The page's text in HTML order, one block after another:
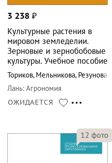
3 238 ₽
Культурные растения в
мировом земледелии.
Зерновые и зернобобовые
культуры. Учебное пособие
Ториков, Мельникова, Резунова
Лань: Агрономия
ОЖИДАЕТСЯ
12 фото